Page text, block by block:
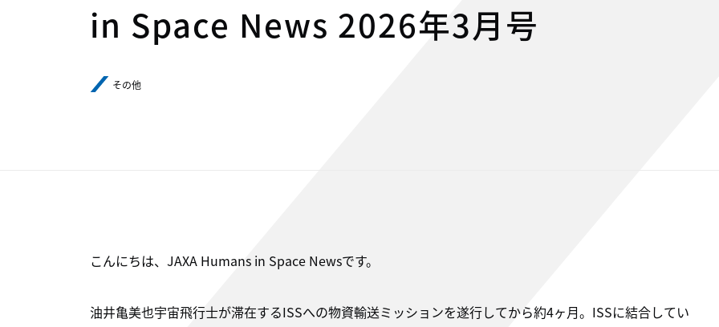
in Space News 2026年3月号
その他
こんにちは、JAXA Humans in Space Newsです。
油井亀美也宇宙飛行士が滞在するISSへの物資輸送ミッションを遂行してから約4ヶ月。ISSに結合してい